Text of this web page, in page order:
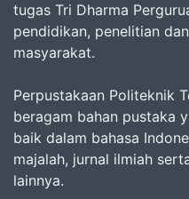
tugas Tri Dharma
pendidikan, penelitian
masyarakat.
Perpustakaan Politeknik
beragam bahan pustaka
baik dalam bahasa
majalah, jurnal ilmiah
lainnya.